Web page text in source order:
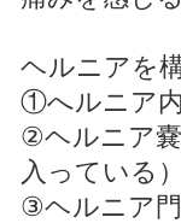
ヘルニアを
①へルニア
②ヘルニア
入っている
③ヘルニア